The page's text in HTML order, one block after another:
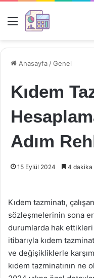
Menü
Anasayfa /Genel
Kıdem
Adım
15 Eylül 2024 4 dakika
Kıdem tazminatı,
sözleşmelerinin sona
durumlarda hak ettikleri
itibarıyla kıdem
ve değişikliklerle
kıdem tazminatının ne